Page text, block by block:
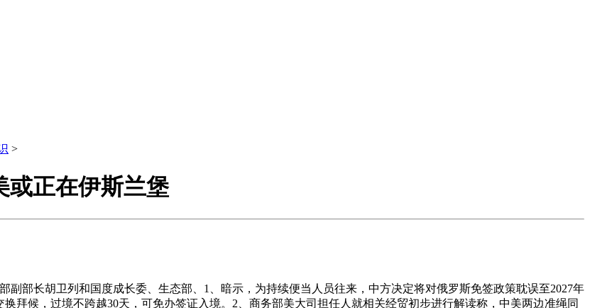
>
或正在伊斯兰堡
部长胡卫列和国度成长委、生态部、1、暗示，为持续便当人员往来，中方决定将对俄罗斯免签政策耽误至2027年
拜候，过境不跨越30天，可免办签证入境。2、商务部美大司担任人就相关经贸初步进行解读称，中美两边准绳同